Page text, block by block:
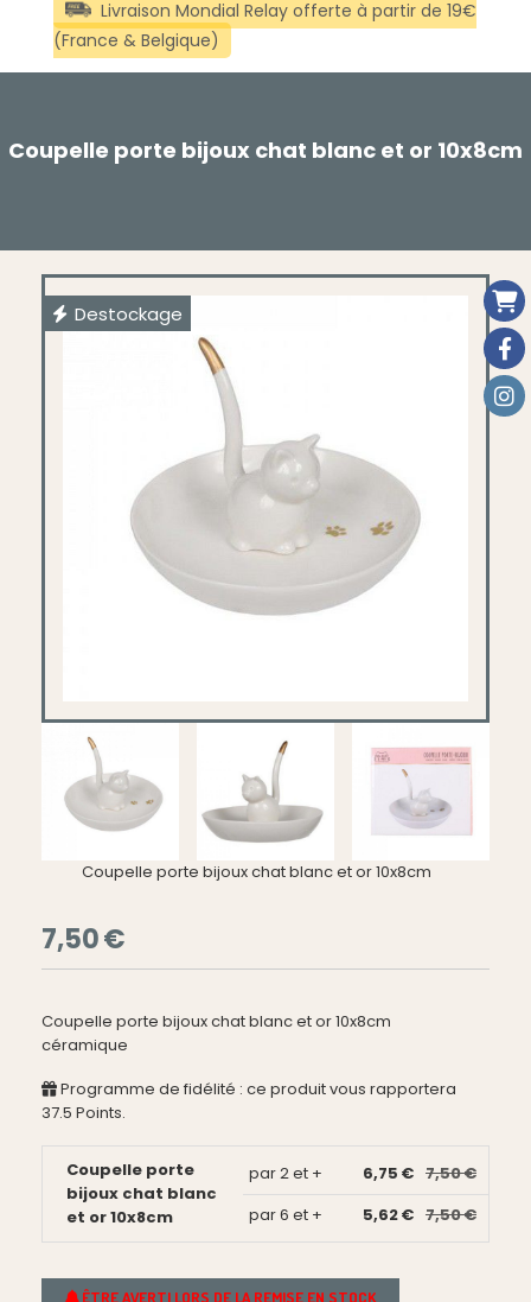
Coupelle porte bijoux chat blanc et or 10x8cm
Destockage
Coupelle porte bijoux chat blanc et or 10x8cm
7,50€
Coupelle porte bijoux chat blanc et or 10x8cm
céramique
Programme de fidélité : ce produit vous rapportera
37.5 Points.
Coupelle porte
bijoux chat blanc
et or 10x8cm
par 2 et + 6,75 € 7,50 €
par 6 et +
5,62 € 7,50 €
ÊTRE AVERTI LORS DE LA REMISE EN STOCK